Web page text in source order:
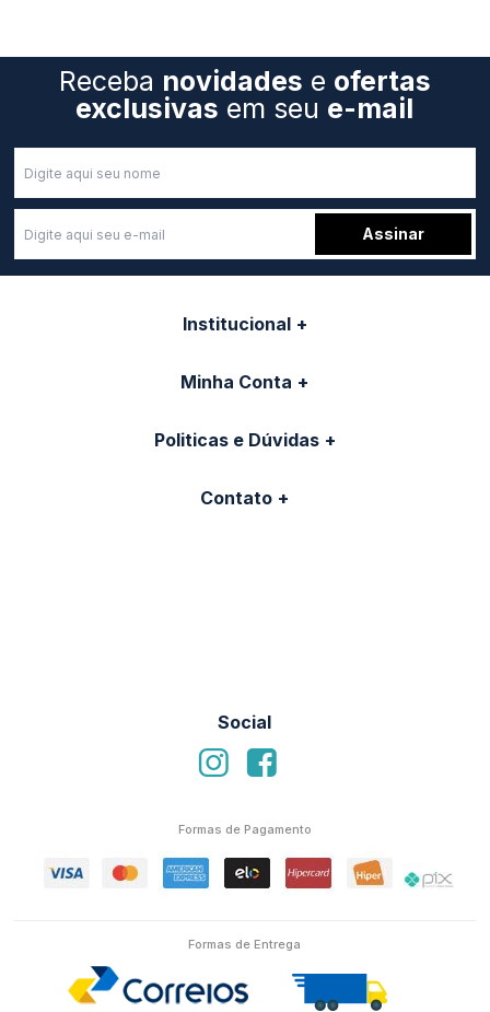
Receba novidades e ofertas
exclusivas em seu e-mail
Assinar
Institucional
Minha Conta
Politicas e Dúvidas
Contato
Social
Formas de Pagamento
Formas de Entrega